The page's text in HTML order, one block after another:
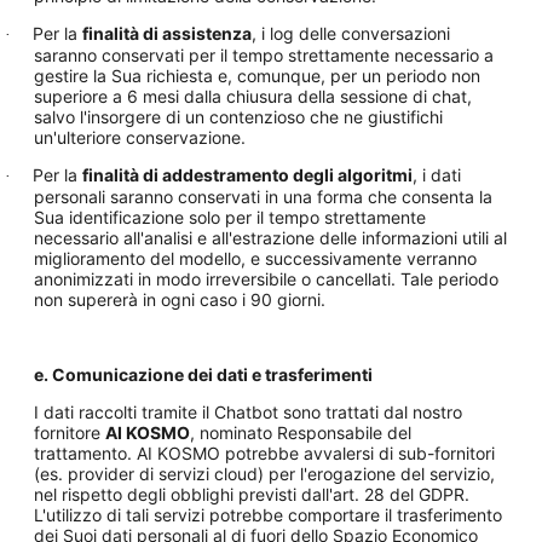
· Per la finalità di assistenza, i log delle conversazioni
saranno conservati per il tempo strettamente necessario a
gestire la Sua richiesta e, comunque, per un periodo non
superiore a 6 mesi dalla chiusura della sessione di chat,
salvo l'insorgere di un contenzioso che ne giustifichi
un'ulteriore conservazione.
· Per la finalità di addestramento degli algoritmi, i dati
personali saranno conservati in una forma che consenta la
Sua identificazione solo per il tempo strettamente
necessario all'analisi e all'estrazione delle informazioni utili al
miglioramento del modello, e successivamente verranno
anonimizzati in modo irreversibile o cancellati. Tale periodo
non supererà in ogni caso i 90 giorni.
e. Comunicazione dei dati e trasferimenti
I dati raccolti tramite il Chatbot sono trattati dal nostro
fornitore AI KOSMO, nominato Responsabile del
trattamento. AI KOSMO potrebbe avvalersi di sub-fornitori
(es. provider di servizi cloud) per l'erogazione del servizio,
nel rispetto degli obblighi previsti dall'art. 28 del GDPR.
L'utilizzo di tali servizi potrebbe comportare il trasferimento
dei Suoi dati personali al di fuori dello Spazio Economico